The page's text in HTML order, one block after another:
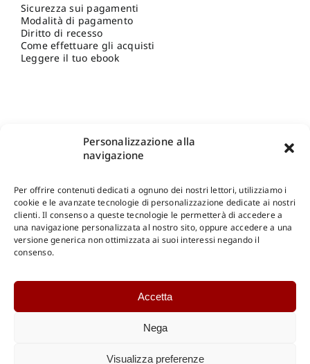
Personalizzazione alla
navigazione
Per offrire contenuti dedicati a ognuno dei nostri lettori, utilizziamo i
cookie e le avanzate tecnologie di personalizzazione dedicate ai nostri
clienti. Il consenso a queste tecnologie le permetterà di accedere a
una navigazione personalizzata al nostro sito, oppure accedere a una
versione generica non ottimizzata ai suoi interessi negando il
consenso.
Accetta
Nega
Visualizza preferenze
Sicurezza sui pagamenti
Modalità di pagamento
Diritto di recesso
Come effettuare gli acquisti
Leggere il tuo ebook
Shop Gangemi Editore-Pagamenti Sicuri e anche Rateali
Catalogo Internazionale
DOWNLOAD